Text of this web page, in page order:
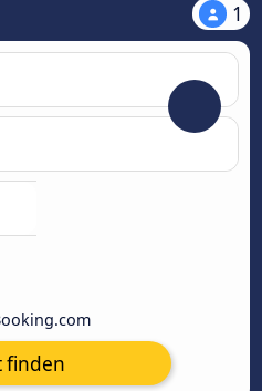
1
finden